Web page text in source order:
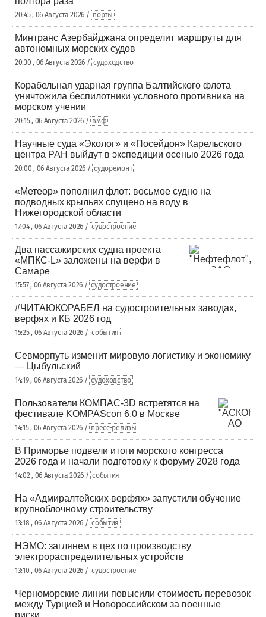
20:45 , 06 Августа 2026 / порты
Минтранс Азербайджана определит маршруты для
автономных морских судов
20:30 , 06 Августа 2026 / судоходство
Корабельная ударная группа Балтийского флота
уничтожила беспилотники условного противника на
морском учении
20:15 , 06 Августа 2026 / вмф
Научные суда «Эколог» и «Посейдон» Карельского
центра РАН выйдут в экспедиции осенью 2026 года
20:00 , 06 Августа 2026 / судоремонт
«Метеор» пополнил флот: восьмое судно на
подводных крыльях спущено на воду в
Нижегородской области
17:04 , 06 Августа 2026 / судостроение
Два пассажирских судна проекта
«МПКС-L» заложены на верфи в
Самаре
15:57 , 06 Августа 2026 / судостроение
#ЧИТАЮКОРАБЕЛ на судостроительных заводах,
верфях и КБ 2026 год
15:25 , 06 Августа 2026 / события
Севморпуть изменит мировую логистику и экономику
— Цыбульский
14:19 , 06 Августа 2026 / судоходство
Пользователи КОМПАС-3D встретятся на
фестивале KOMPAScon 6.0 в Москве
14:15 , 06 Августа 2026 / пресс-релизы
В Приморье подвели итоги морского конгресса
2026 года и начали подготовку к форуму 2028 года
14:02 , 06 Августа 2026 / события
На «Адмиралтейских верфях» запустили обучение
крупноблочному строительству
13:18 , 06 Августа 2026 / события
НЭМО: заглянем в цех по производству
электрораспределительных устройств
13:10 , 06 Августа 2026 / судостроение
Черноморские линии повысили стоимость перевозок
между Турцией и Новороссийском за военные
риски